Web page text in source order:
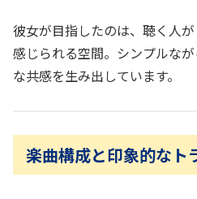
彼女が目指したのは、聴く人
感じられる空間。シンプルな
な共感を生み出しています。
楽曲構成と印象的なト